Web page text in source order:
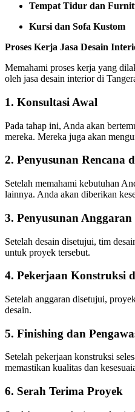
Tempat Tidur dan
Kursi dan Sofa Kustom
Proses Kerja Jasa Desain
Memahami proses kerja yang
oleh jasa desain interior di
1. Konsultasi Awal
Pada tahap ini, Anda akan
mereka. Mereka juga akan
2. Penyusunan Rencana
Setelah memahami kebutuhan
lainnya. Anda akan diberikan
3. Penyusunan Anggaran
Setelah desain disetujui, tim
untuk proyek tersebut.
4. Pekerjaan Konstruksi
Setelah anggaran disetujui,
desain.
5. Finishing dan
Setelah pekerjaan konstruksi
memastikan kualitas dan
6. Serah Terima Proyek